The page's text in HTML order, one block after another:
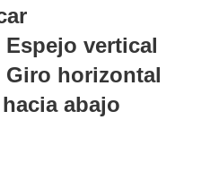
vertical
Giro horizontal
abajo